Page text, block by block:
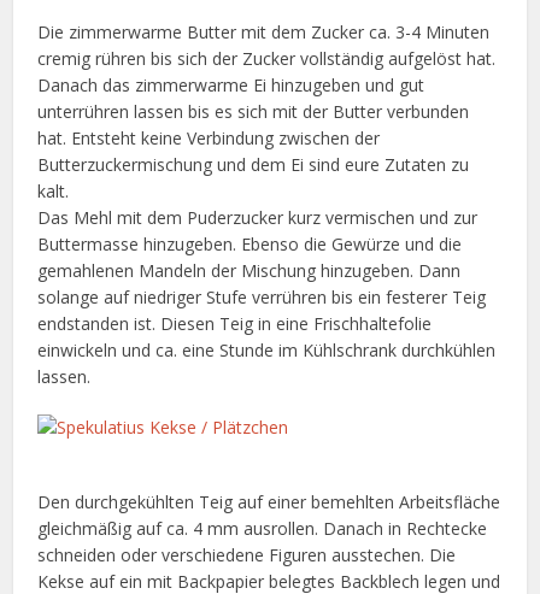
Die zimmerwarme Butter mit dem Zucker ca. 3-4 Minuten
cremig rühren bis sich der Zucker vollständig aufgelöst hat.
Danach das zimmerwarme Ei hinzugeben und gut
unterrühren lassen bis es sich mit der Butter verbunden
hat. Entsteht keine Verbindung zwischen der
Butterzuckermischung und dem Ei sind eure Zutaten zu
kalt.
Das Mehl mit dem Puderzucker kurz vermischen und zur
Buttermasse hinzugeben. Ebenso die Gewürze und die
gemahlenen Mandeln der Mischung hinzugeben. Dann
solange auf niedriger Stufe verrühren bis ein festerer Teig
endstanden ist. Diesen Teig in eine Frischhaltefolie
einwickeln und ca. eine Stunde im Kühlschrank durchkühlen
lassen.
Den durchgekühlten Teig auf einer bemehlten Arbeitsfläche
gleichmäßig auf ca. 4 mm ausrollen. Danach in Rechtecke
schneiden oder verschiedene Figuren ausstechen. Die
Kekse auf ein mit Backpapier belegtes Backblech legen und